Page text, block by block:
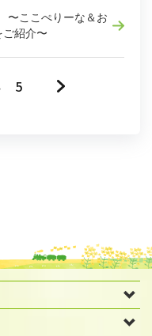
〜ここぺりーな＆お
ご紹介〜
5 »